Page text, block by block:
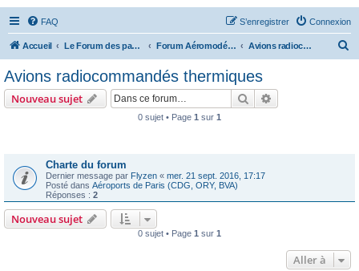
FAQ Connexion
S’enregistrer
Accueil Le Forum des passionnés d'aviation Forum Aéromodélisme Avions radiocommandés thermiques
Avions radiocommandés thermiques
Nouveau sujet Rechercher
0 sujet • Page 1 sur 1
Charte du forum
Dernier message par Flyzen « mer. 21 sept. 2016, 17:17
Posté dans Aéroports de Paris (CDG, ORY, BVA)
Réponses : 2
Nouveau sujet
0 sujet • Page 1 sur 1
Aller à